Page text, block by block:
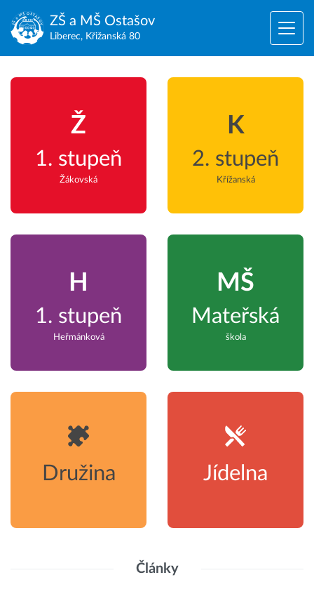
ZŠ a MŠ Ostašov
Liberec, Křižanská 80
Ž
1. stupeň
Žákovská
K
2. stupeň
Křížanská
H
1. stupeň
Heřmánková
MŠ
Mateřská
škola
Družina Jídelna
Články